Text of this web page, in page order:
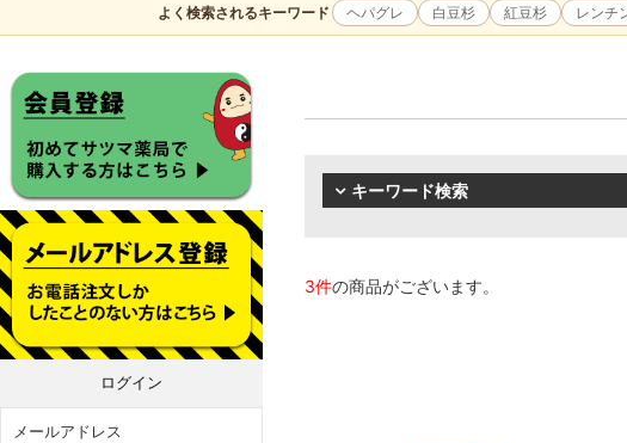
よく検索されるキーワード ヘパグレ 白豆杉 紅豆杉 レンチ
ログイン
メールアドレス
キーワード検索
3件の商品がございます。